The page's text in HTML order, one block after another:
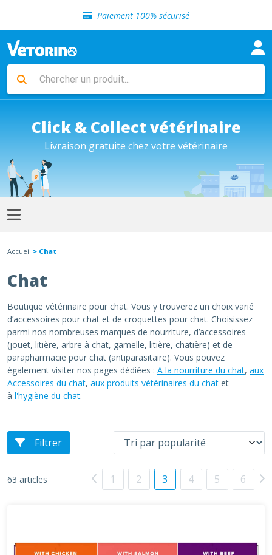
Paiement 100% sécurisé
Livraison gratuite en clinique vétérinaire
Sélection de croquettes vétérinaire
Livraison gratuite en clinique vétérinaire
Retour gratuit en clinique
Click & Collect vétérinaire
Livraison gratuite chez votre vétérinaire
Accueil > Chat
Chat
Boutique vétérinaire pour chat. Vous y trouverez un choix varié
d’accessoires pour chat et de croquettes pour chat. Choisissez
parmi nos nombreuses marques de nourriture, d’accessoires
(jouet, litière, arbre à chat, gamelle, litière, chatière) et de
parapharmacie pour chat (antiparasitaire). Vous pouvez
également visiter nos pages dédiées : A la nourriture du chat, aux
Accessoires du chat, aux produits vétérinaires du chat et
à l'hygiène du chat.
Filtrer
63 articles 1 2 3 4 5 6